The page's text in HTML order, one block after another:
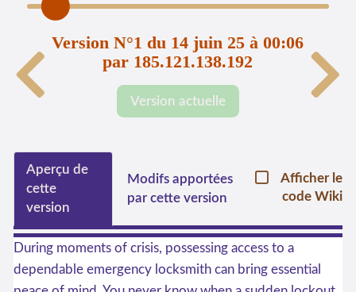
Version N°1 du 14 juin 25 à 00:06
par 185.121.138.192
Version actuelle
Aperçu de
cette
version
Modifs apportées
par cette version
Afficher le
code Wiki